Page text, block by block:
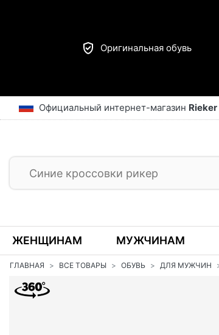
Оригинальная обувь
Официальный интернет-магазин Rieker
ЖЕНЩИНАМ МУЖЧИНАМ
ГЛАВНАЯ ВСЕ ТОВАРЫ ОБУВЬ ДЛЯ МУЖЧИН